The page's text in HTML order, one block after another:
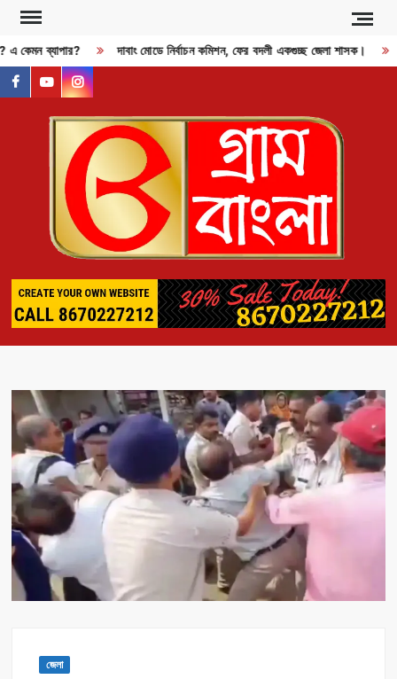
Skip
content
এ কেমন ব্যাপার? দাবাং মোডে নির্বাচন কমিশন, ফের বদলী একগুচ্ছ জেলা শাসক।
facebook
youtubeinstagram
জেলা